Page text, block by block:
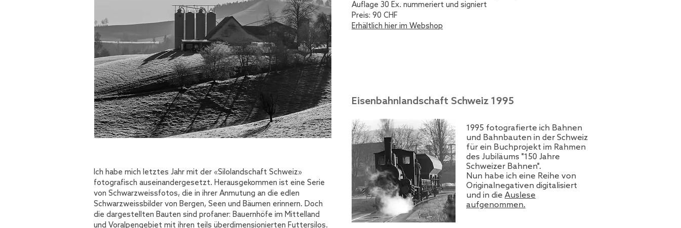
Ich habe mich letztes Jahr mit der «Silolandschaft Schweiz»
fotografisch auseinandergesetzt. Herausgekommen ist eine Serie
von Schwarzweissfotos, die in ihrer Anmutung an die edlen
Schwarzweissbilder von Bergen, Seen und Bäumen erinnern. Doch
die dargestellten Bauten sind profaner: Bauernhöfe im Mittelland
und Voralpengebiet mit ihren teils überdimensionierten Futtersilos.
Auflage 30 Ex. nummeriert und signiert
Preis: 90 CHF
Erhältlich hier im Webshop
Eisenbahnlandschaft Schweiz 1995
1995 fotografierte ich Bahnen
und Bahnbauten in der Schweiz
für ein Buchprojekt im Rahmen
des Jubiläums "150 Jahre
Schweizer Bahnen".
Nun habe ich eine Reihe von
Originalnegativen digitalisiert
und in die Auslese
aufgenommen.